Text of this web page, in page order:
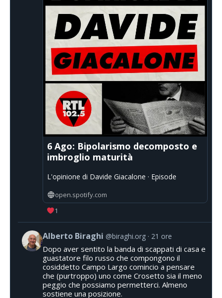
6 Ago: Bipolarismo decomposto e
imbroglio maturità
L'opinione di Davide Giacalone · Episode
open.spotify.com
1
Alberto Biraghi @biraghi.org 21 ore
Dopo aver sentito la banda di scappati di casa e
guastatore filo russo che compongono il
cosiddetto Campo Largo comincio a pensare
che (purtroppo) uno come Crosetto sia il meno
peggio che possiamo permetterci. Almeno
sostiene una posizione.